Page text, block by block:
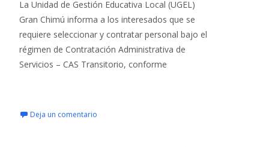
La Unidad de Gestión Educativa Local (UGEL)
Gran Chimú informa a los interesados que se
requiere seleccionar y contratar personal bajo el
régimen de Contratación Administrativa de
Servicios – CAS Transitorio, conforme
Deja un comentario